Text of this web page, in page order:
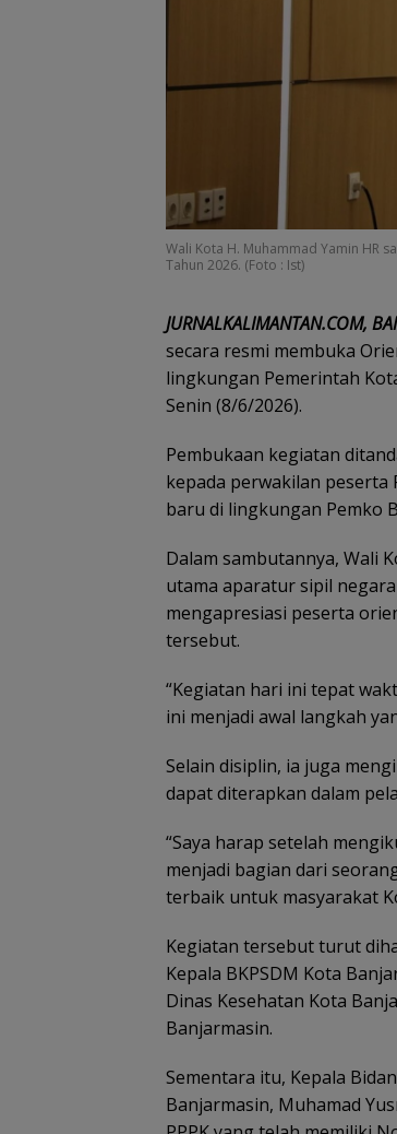
Wali Kota H. Muhammad Yamin HR
Tahun 2026. (Foto : Ist)
JURNALKALIMANTAN.COM,
secara resmi membuka
lingkungan Pemerintah
Senin (8/6/2026).
Pembukaan kegiatan
kepada perwakilan peserta
baru di lingkungan Pemko
Dalam sambutannya, Wali
utama aparatur sipil
mengapresiasi peserta
tersebut.
“Kegiatan hari ini tepat
ini menjadi awal langkah
Selain disiplin, ia juga
dapat diterapkan dalam
“Saya harap setelah
menjadi bagian dari
terbaik untuk masyarakat
Kegiatan tersebut turut
Kepala BKPSDM Kota
Dinas Kesehatan Kota
Banjarmasin.
Sementara itu, Kepala
Banjarmasin, Muhamad